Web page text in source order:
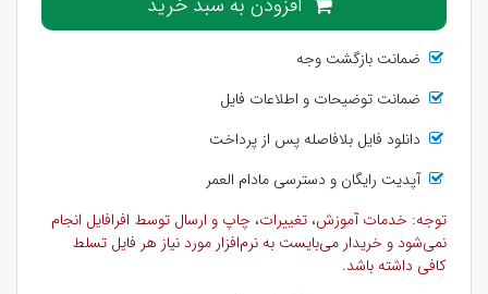
ضمانت بازگشت وجه
ضمانت توضیحات و اطلاعات فایل
دانلود فایل بلافاصله پس از پرداخت
آپدیت رایگان و دسترسی مادام العمر
توجه: خدمات آموزش، تغییرات، چاپ و ارسال توسط افرافایل انجام
نمی‌شود و خریدار می‌بایست به نرم‌افزار مورد نیاز هر فایل تسلط
کافی داشته باشد.